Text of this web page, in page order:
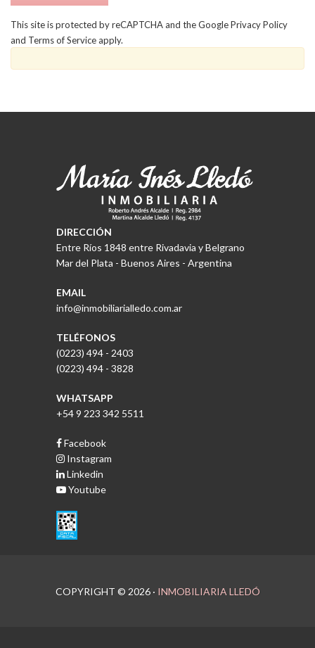
This site is protected by reCAPTCHA and the GooglePrivacy Policy
and Terms of Serviceapply.
DIRECCIÓN
Entre Ríos 1848 entre Rivadavia y Belgrano
Mar del Plata - Buenos Aires - Argentina
EMAIL
info@inmobiliarialledo.com.ar
TELÉFONOS
(0223) 494 - 2403
(0223) 494 - 3828
WHATSAPP
+54 9 223 342 5511
Facebook
Instagram
Linkedin
Youtube
COPYRIGHT © 2026· INMOBILIARIA LLEDÓ